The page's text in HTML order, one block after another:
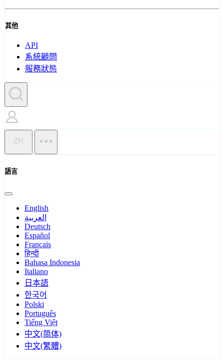
其他
API
系統顧問
服務狀態
ZH
語言
English
العربية
Deutsch
Español
Français
हिन्दी
Bahasa Indonesia
Italiano
日本語
한국어
Polski
Português
Tiếng Việt
中文(简体)
中文(繁體)